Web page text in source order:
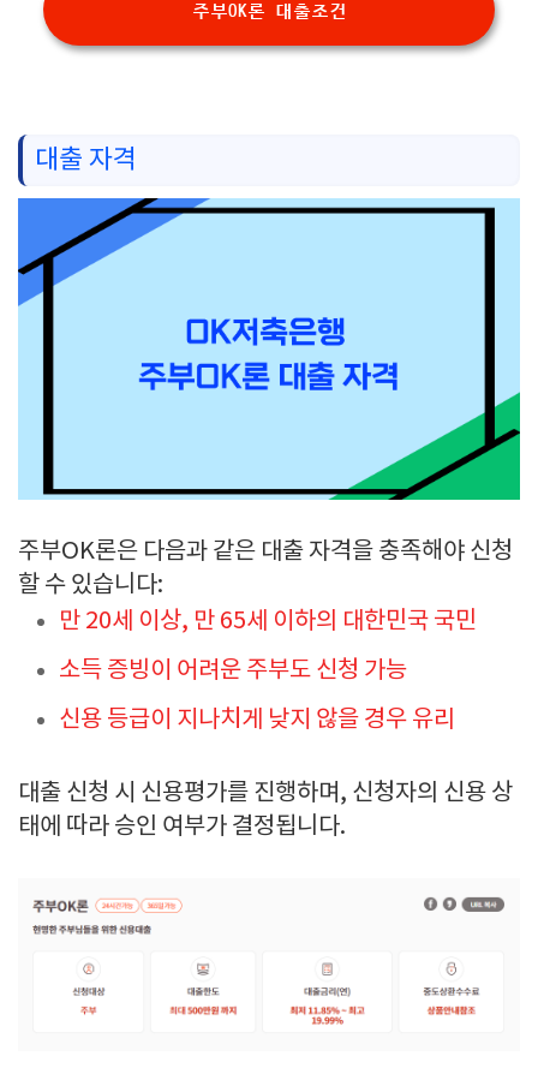
주부OK론 대출조건
대출 자격
주부OK론은 다음과 같은 대출 자격을 충족해야 신청
할 수 있습니다:
만 20세 이상, 만 65세 이하의 대한민국 국민
소득 증빙이 어려운 주부도 신청 가능
신용 등급이 지나치게 낮지 않을 경우 유리
대출 신청 시 신용평가를 진행하며, 신청자의 신용 상
태에 따라 승인 여부가 결정됩니다.